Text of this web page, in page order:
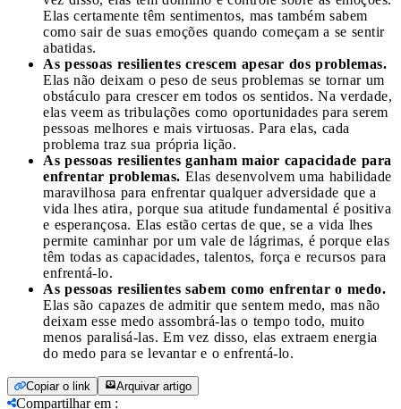
Elas certamente têm sentimentos, mas também sabem
como sair de suas emoções quando começam a se sentir
abatidas.
As pessoas resilientes crescem apesar dos problemas.
Elas não deixam o peso de seus problemas se tornar um
obstáculo para crescer em todos os sentidos. Na verdade,
elas veem as tribulações como oportunidades para serem
pessoas melhores e mais virtuosas. Para elas, cada
problema traz sua própria lição.
As pessoas resilientes ganham maior capacidade para
enfrentar problemas. Elas desenvolvem uma habilidade
maravilhosa para enfrentar qualquer adversidade que a
vida lhes atira, porque sua atitude fundamental é positiva
e esperançosa. Elas estão certas de que, se a vida lhes
permite caminhar por um vale de lágrimas, é porque elas
têm todas as capacidades, talentos, força e recursos para
enfrentá-lo.
As pessoas resilientes sabem como enfrentar o medo.
Elas são capazes de admitir que sentem medo, mas não
deixam esse medo assombrá-las o tempo todo, muito
menos paralisá-las. Em vez disso, elas extraem energia
do medo para se levantar e o enfrentá-lo.
Copiar o link Arquivar artigo
Compartilhar em :